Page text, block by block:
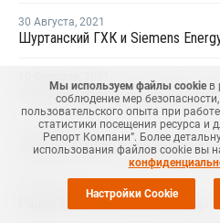
30 Августа, 2021
04 Февраля,2021
Радио-лента от 08.05.2019 года
Мы используем файлы cookieв
соблюдение мер
пользовательского опыта при
статистики посещения ресурса и
Репорт Компани”. Более
использования файлов cookie вы
Настройки Cookie